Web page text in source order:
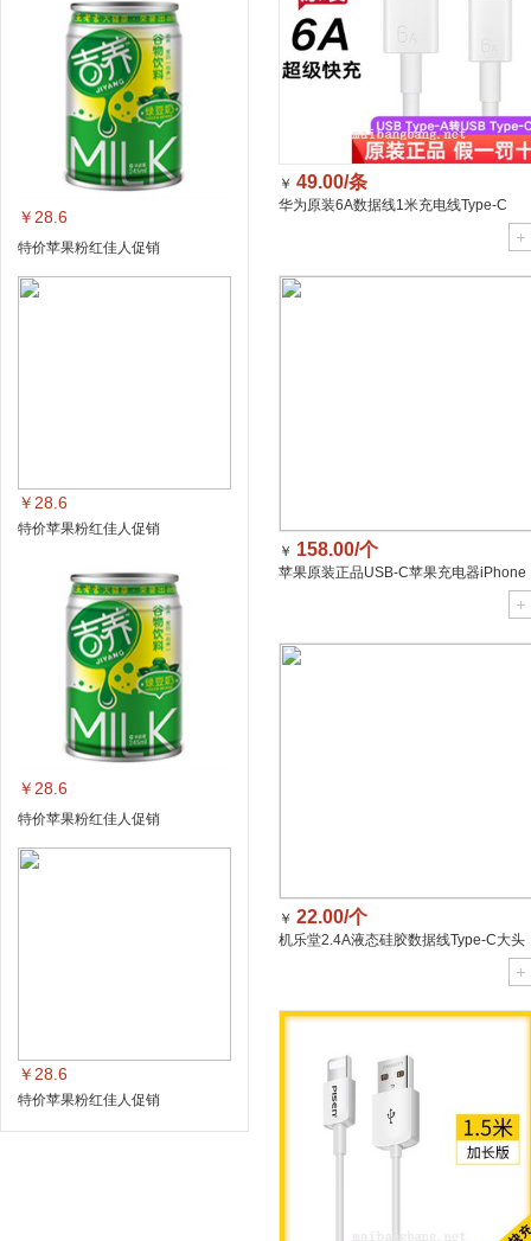
￥28.6
特价苹果粉红佳人促销
￥28.6
特价苹果粉红佳人促销
￥28.6
特价苹果粉红佳人促销
￥28.6
特价苹果粉红佳人促销
￥ 49.00/条
华为原装6A数据线1米充电线Type-C
￥ 158.00/个
苹果原装正品USB-C苹果充电器iPhone
￥ 22.00/个
机乐堂2.4A液态硅胶数据线Type-C大头